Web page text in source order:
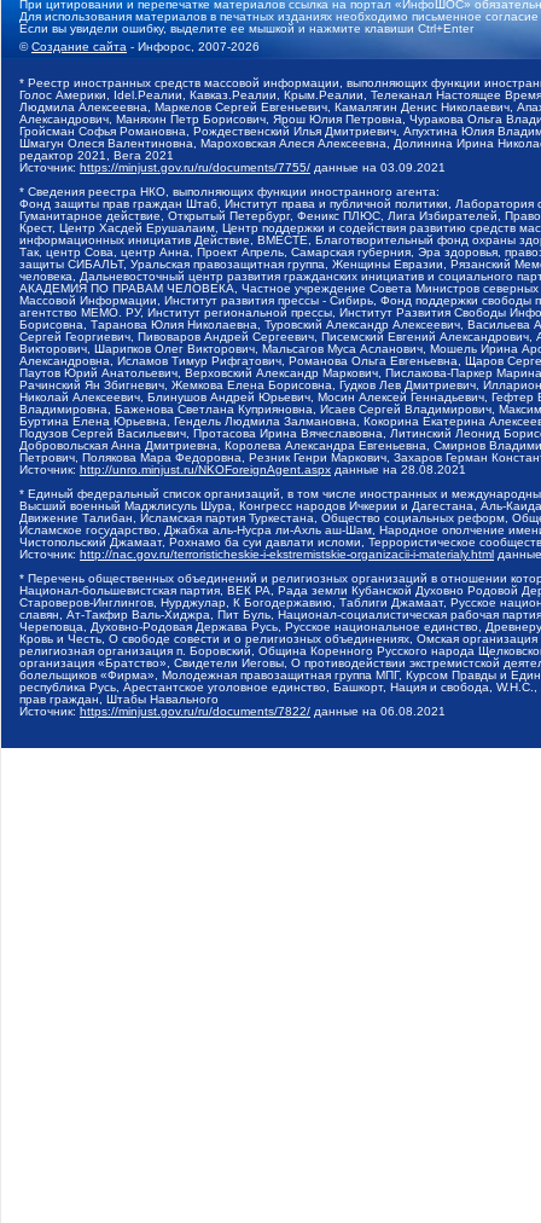
При цитировании и перепечатке материалов ссылка на портал «ИнфоШОС»
Для использования материалов в печатных изданиях необходимо письменное
Если вы увидели ошибку, выделите ее мышкой и нажмите клавиши Ctrl+Enter
©Создание сайта - Инфорос, 2007-2026
* Реестр иностранных средств массовой информации, выполняющих функции
Голос Америки, Idel.Реалии, Кавказ.Реалии, Крым.Реалии, Телеканал Настоящее
Людмила Алексеевна, Маркелов Сергей Евгеньевич, Камалягин Денис Николаевич,
Александрович, Маняхин Петр Борисович, Ярош Юлия Петровна, Чуракова Ольга
Гройсман Софья Романовна, Рождественский Илья Дмитриевич, Апухтина Юлия
Шмагун Олеся Валентиновна, Мароховская Алеся Алексеевна, Долинина Ирина
редактор 2021, Вега 2021
Источник: https://minjust.gov.ru/ru/documents/7755/ данные на 03.09.2021
* Сведения реестра НКО, выполняющих функции иностранного агента:
Фонд защиты прав граждан Штаб, Институт права и публичной политики,
Гуманитарное действие, Открытый Петербург, Феникс ПЛЮС, Лига Избирателей,
Крест, Центр Хасдей Ерушалаим, Центр поддержки и содействия развитию средств
информационных инициатив Действие, ВМЕСТЕ, Благотворительный фонд охраны
Так, центр Сова, центр Анна, Проект Апрель, Самарская губерния, Эра здоровья,
защиты СИБАЛЬТ, Уральская правозащитная группа, Женщины Евразии, Рязанский
человека, Дальневосточный центр развития гражданских инициатив и социального
АКАДЕМИЯ ПО ПРАВАМ ЧЕЛОВЕКА, Частное учреждение Совета Министров северных
Массовой Информации, Институт развития прессы - Сибирь, Фонд поддержки
агентство МЕМО. РУ, Институт региональной прессы, Институт Развития Свободы
Борисовна, Таранова Юлия Николаевна, Туровский Александр Алексеевич,
Сергей Георгиевич, Пивоваров Андрей Сергеевич, Писемский Евгений
Викторович, Шарипков Олег Викторович, Мальсагов Муса Асланович, Мошель Ирина
Александровна, Исламов Тимур Рифгатович, Романова Ольга Евгеньевна, Щаров
Паутов Юрий Анатольевич, Верховский Александр Маркович, Пислакова-Паркер
Рачинский Ян Збигневич, Жемкова Елена Борисовна, Гудков Лев Дмитриевич,
Николай Алексеевич, Блинушов Андрей Юрьевич, Мосин Алексей Геннадьевич,
Владимировна, Баженова Светлана Куприяновна, Исаев Сергей Владимирович,
Буртина Елена Юрьевна, Гендель Людмила Залмановна, Кокорина Екатерина
Подузов Сергей Васильевич, Протасова Ирина Вячеславовна, Литинский Леонид
Добровольская Анна Дмитриевна, Королева Александра Евгеньевна, Смирнов
Петрович, Полякова Мара Федоровна, Резник Генри Маркович, Захаров Герман
Источник: http://unro.minjust.ru/NKOForeignAgent.aspx данные на 28.08.2021
* Единый федеральный список организаций, в том числе иностранных и
Высший военный Маджлисуль Шура, Конгресс народов Ичкерии и Дагестана, Аль-
Движение Талибан, Исламская партия Туркестана, Общество социальных реформ,
Исламское государство, Джабха аль-Нусра ли-Ахль аш-Шам, Народное ополчение
Чистопольский Джамаат, Рохнамо ба суи давлати исломи, Террористическое
Источник: http://nac.gov.ru/terroristicheskie-i-ekstremistskie-organizacii-i-materialy.html
* Перечень общественных объединений и религиозных организаций в отношении
Национал-большевистская партия, ВЕК РА, Рада земли Кубанской Духовно Родовой
Староверов-Инглингов, Нурджулар, К Богодержавию, Таблиги Джамаат, Русское
славян, Ат-Такфир Валь-Хиджра, Пит Буль, Национал-социалистическая рабочая
Череповца, Духовно-Родовая Держава Русь, Русское национальное единство,
Кровь и Честь, О свободе совести и о религиозных объединениях, Омская
религиозная организация п. Боровский, Община Коренного Русского народа
организация «Братство», Свидетели Иеговы, О противодействии экстремистской
болельщиков «Фирма», Молодежная правозащитная группа МПГ, Курсом Правды и
республика Русь, Арестантское уголовное единство, Башкорт, Нация и свобода,
прав граждан, Штабы Навального
Источник: https://minjust.gov.ru/ru/documents/7822/ данные на 06.08.2021